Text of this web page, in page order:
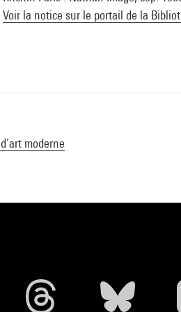
Voir la notice sur le portail de la
moderne